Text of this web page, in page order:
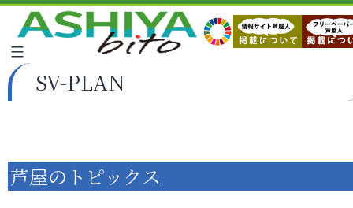
SV-PLAN
芦屋のトピックス